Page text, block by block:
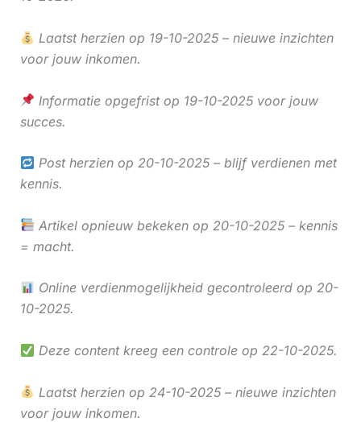
Laatst herzien op 19-10-2025 – nieuwe inzichten
voor jouw inkomen.
Informatie opgefrist op 19-10-2025 voor jouw
succes.
Post herzien op 20-10-2025 – blijf verdienen met
kennis.
Artikel opnieuw bekeken op 20-10-2025 – kennis
= macht.
Online verdienmogelijkheid gecontroleerd op 20-
10-2025.
Deze content kreeg een controle op 22-10-2025.
Laatst herzien op 24-10-2025 – nieuwe inzichten
voor jouw inkomen.